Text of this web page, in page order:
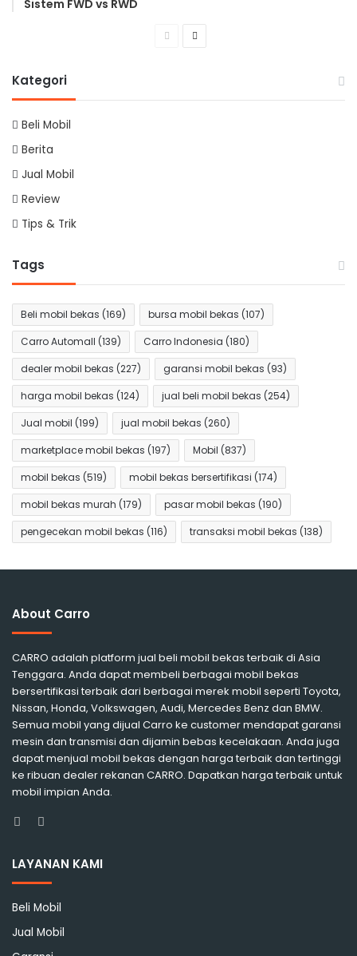
Sistem FWD vs RWD
PreviousNext
Kategori
Beli Mobil
Berita
Jual Mobil
Review
Tips & Trik
Tags
Beli mobil bekas (169) bursa mobil bekas (107)
Carro Automall (139) Carro Indonesia (180)
dealer mobil bekas (227) garansi mobil bekas (93)
harga mobil bekas (124) jual beli mobil bekas (254)
Jual mobil (199) jual mobil bekas (260)
marketplace mobil bekas (197) Mobil (837)
mobil bekas (519) mobil bekas bersertifikasi (174)
mobil bekas murah (179) pasar mobil bekas (190)
pengecekan mobil bekas (116) transaksi mobil bekas (138)
About Carro
CARRO adalah platform jual beli mobil bekas terbaik di Asia
Tenggara. Anda dapat membeli berbagai mobil bekas
bersertifikasi terbaik dari berbagai merek mobil seperti Toyota,
Nissan, Honda, Volkswagen, Audi, Mercedes Benz dan BMW.
Semua mobil yang dijual Carro ke customer mendapat garansi
mesin dan transmisi dan dijamin bebas kecelakaan. Anda juga
dapat menjual mobil bekas dengan harga terbaik dan tertinggi
ke ribuan dealer rekanan CARRO. Dapatkan harga terbaik untuk
mobil impian Anda.
Facebook
Instagram
LAYANAN KAMI
Beli Mobil
Jual Mobil